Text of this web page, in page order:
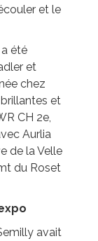
et le
été
et
chez
et
CH 2e,
Aurlia
de la Velle
du Roset
avait